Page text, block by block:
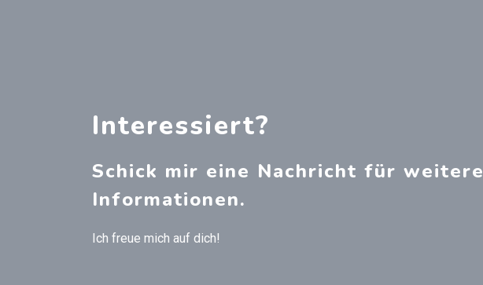
Interessiert?
Schick mir eine Nachricht für weitere
Informationen.
Ich freue mich auf dich!